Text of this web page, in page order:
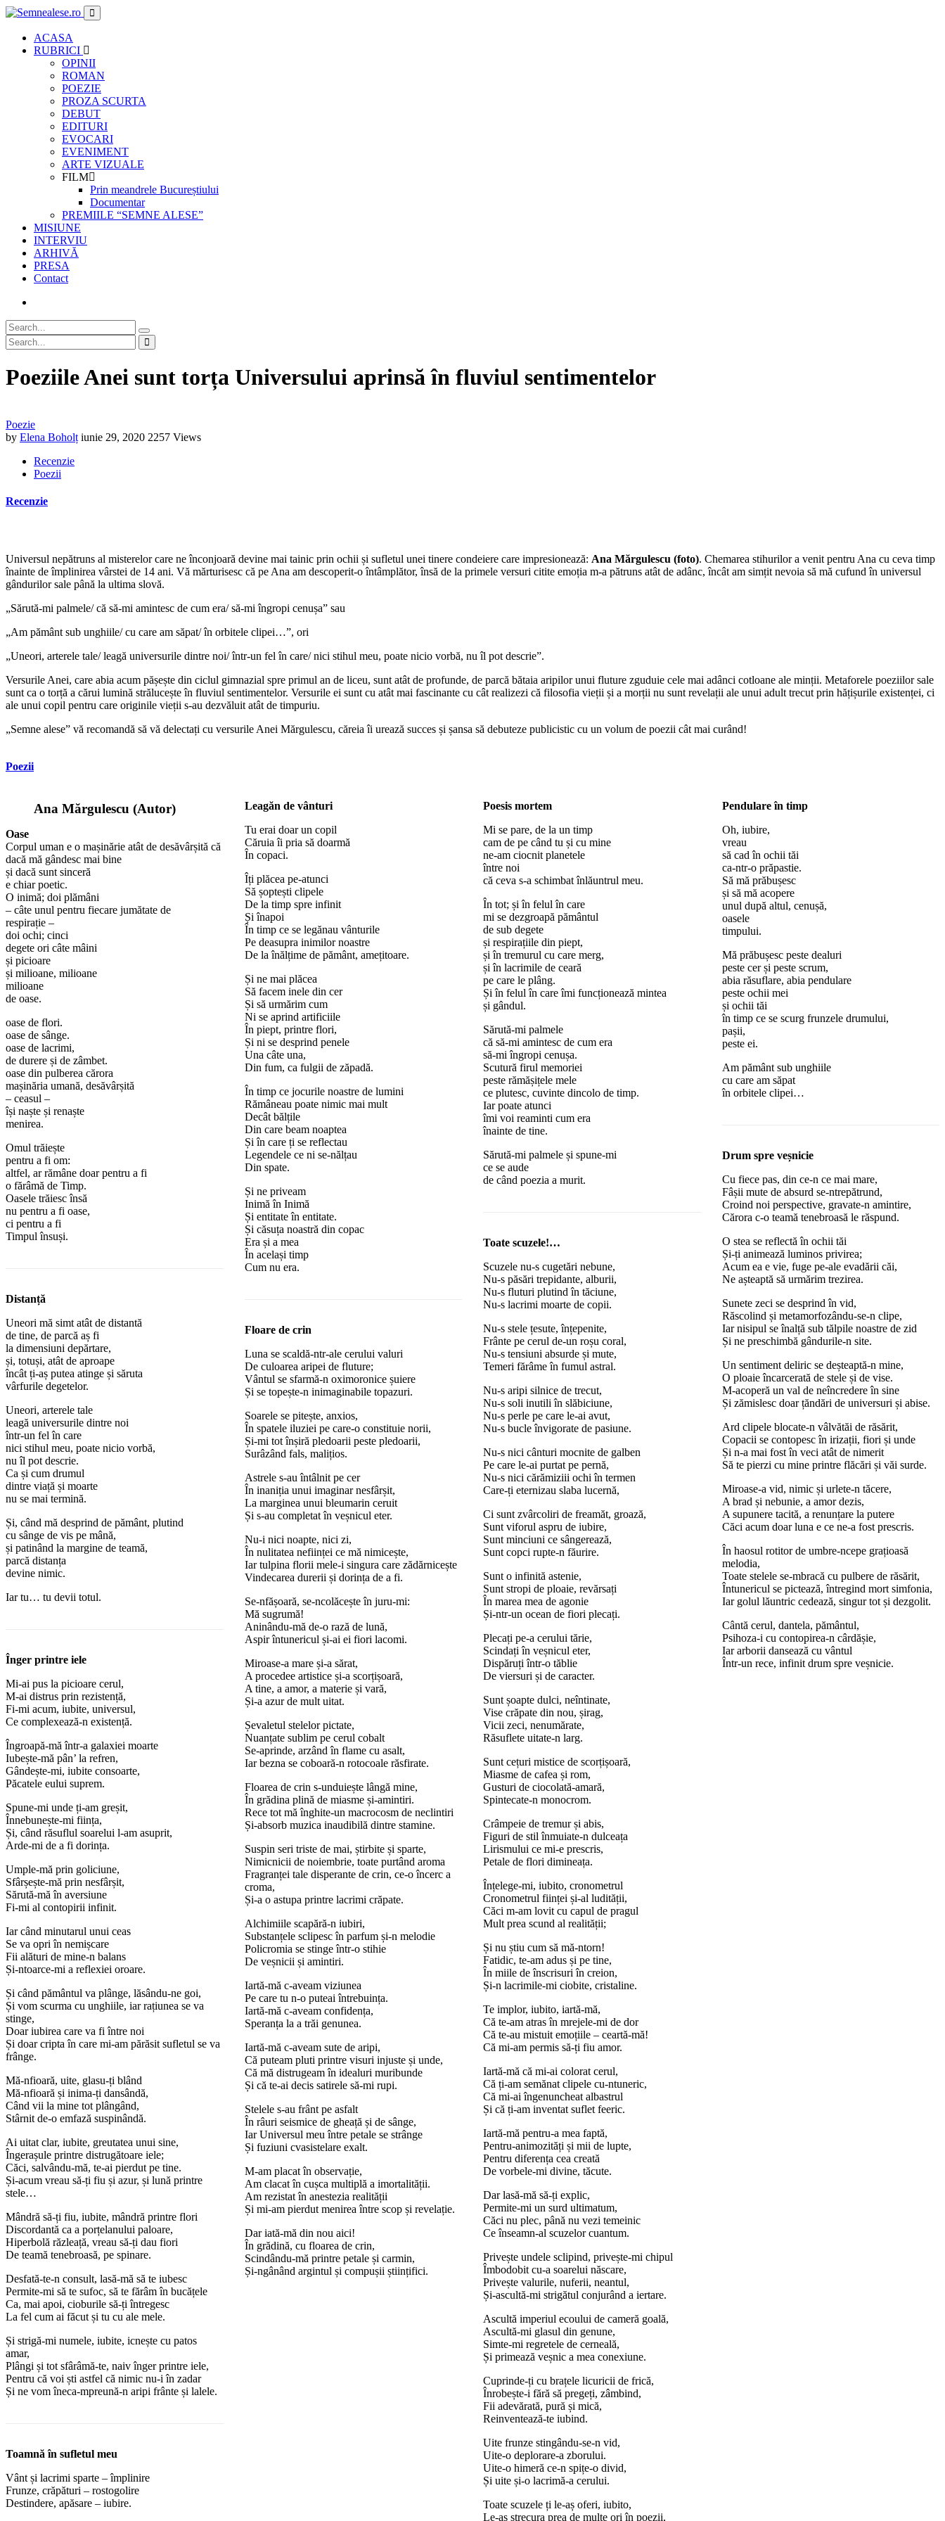
ACASA
RUBRICI
OPINII
ROMAN
POEZIE
PROZA SCURTA
DEBUT
EDITURI
EVOCARI
EVENIMENT
ARTE VIZUALE
FILM
Prin meandrele Bucureștiului
Documentar
PREMIILE “SEMNE ALESE”
MISIUNE
INTERVIU
ARHIVĂ
PRESA
Contact
Poeziile Anei sunt torța Universului aprinsă în fluviul sentimentelor
Poezie
by Elena Boholț iunie 29, 2020 2257 Views
Recenzie
Poezii
Recenzie
Universul nepătruns al misterelor care ne înconjoară devine mai tainic prin ochii și sufletul unei tinere condeiere care impresionează: Ana Mărgulescu (foto). Chemarea stihurilor a venit pentru Ana cu ceva timp
înainte de împlinirea vârstei de 14 ani. Vă mărturisesc că pe Ana am descoperit-o întâmplător, însă de la primele versuri citite emoția m-a pătruns atât de adânc, încât am simțit nevoia să mă cufund în universul
gândurilor sale până la ultima slovă.
„Sărută-mi palmele/ că să-mi amintesc de cum era/ să-mi îngropi cenușa” sau
„Am pământ sub unghiile/ cu care am săpat/ în orbitele clipei…”, ori
„Uneori, arterele tale/ leagă universurile dintre noi/ într-un fel în care/ nici stihul meu, poate nicio vorbă, nu îl pot descrie”.
Versurile Anei, care abia acum pășește din ciclul gimnazial spre primul an de liceu, sunt atât de profunde, de parcă bătaia aripilor unui fluture zguduie cele mai adânci cotloane ale minții. Metaforele poeziilor sale
sunt ca o torță a cărui lumină strălucește în fluviul sentimentelor. Versurile ei sunt cu atât mai fascinante cu cât realizezi că filosofia vieții și a morții nu suntrevelații ale unui adult trecut prin hățișurile existenței, ci
ale unui copil pentru care originile vieții s-au dezvăluit atât de timpuriu.
„Semne alese” vă recomandă să vă delectați cu versurile Anei Mărgulescu, căreia îi urează succes și șansa să debuteze publicistic cu un volum de poezii cât mai curând!
Poezii
Ana Mărgulescu (Autor)
Oase
Corpul uman e o mașinărie atât de desăvârșită că
dacă mă gândesc mai bine
și dacă sunt sinceră
e chiar poetic.
O inimă; doi plămâni
– câte unul pentru fiecare jumătate de
respirație –
doi ochi; cinci
degete ori câte mâini
și picioare
și milioane, milioane
milioane
de oase.
oase de flori.
oase de sânge.
oase de lacrimi,
de durere și de zâmbet.
oase din pulberea cărora
mașinăria umană, desăvârșită
– ceasul –
își naște și renaște
menirea.
Omul trăiește
pentru a fi om:
altfel, ar rămâne doar pentru a fi
o fărâmă de Timp.
Oasele trăiesc însă
nu pentru a fi oase,
ci pentru a fi
Timpul însuși.
Distanță
Uneori mă simt atât de distantă
de tine, de parcă aș fi
la dimensiuni depărtare,
și, totuși, atât de aproape
încât ți-aș putea atinge și săruta
vârfurile degetelor.
Uneori, arterele tale
leagă universurile dintre noi
într-un fel în care
nici stihul meu, poate nicio vorbă,
nu îl pot descrie.
Ca și cum drumul
dintre viață și moarte
nu se mai termină.
Și, când mă desprind de pământ, plutind
cu sânge de vis pe mână,
și patinând la margine de teamă,
parcă distanța
devine nimic.
Iar tu… tu devii totul.
Înger printre iele
Mi-ai pus la picioare cerul,
M-ai distrus prin rezistență,
Fi-mi acum, iubite, universul,
Ce complexează-n existență.
Îngroapă-mă într-a galaxiei moarte
Iubește-mă pân’ la refren,
Gândește-mi, iubite consoarte,
Păcatele eului suprem.
Spune-mi unde ți-am greșit,
Înnebunește-mi ființa,
Și, când răsuflul soarelui l-am asuprit,
Arde-mi de a fi dorința.
Umple-mă prin goliciune,
Sfârșește-mă prin nesfârșit,
Sărută-mă în aversiune
Fi-mi al contopirii infinit.
Iar când minutarul unui ceas
Se va opri în nemișcare
Fii alături de mine-n balans
Și-ntoarce-mi a reflexiei oroare.
Și când pământul va plânge, lăsându-ne goi,
Și vom scurma cu unghiile, iar rațiunea se va
stinge,
Doar iubirea care va fi între noi
Și doar cripta în care mi-am părăsit sufletul se va
frânge.
Mă-nfioară, uite, glasu-ți blând
Mă-nfioară și inima-ți dansândă,
Când vii la mine tot plângând,
Stârnit de-o emfază suspinândă.
Ai uitat clar, iubite, greutatea unui sine,
Îngerașule printre distrugătoare iele;
Căci, salvându-mă, te-ai pierdut pe tine.
Și-acum vreau să-ți fiu și azur, și lună printre
stele…
Mândră să-ți fiu, iubite, mândră printre flori
Discordantă ca a porțelanului paloare,
Hiperbolă răzleață, vreau să-ți dau fiori
De teamă tenebroasă, pe spinare.
Desfată-te-n consult, lasă-mă să te iubesc
Permite-mi să te sufoc, să te fărâm în bucățele
Ca, mai apoi, cioburile să-ți întregesc
La fel cum ai făcut și tu cu ale mele.
Și strigă-mi numele, iubite, icnește cu patos
amar,
Plângi și tot sfârâmă-te, naiv înger printre iele,
Pentru că voi ști astfel că nimic nu-i în zadar
Și ne vom îneca-mpreună-n aripi frânte și lalele.
Toamnă în sufletul meu
Vânt și lacrimi sparte – împlinire
Frunze, crăpături – rostogolire
Destindere, apăsare – iubire.
Leagăn de vânturi
Tu erai doar un copil
Căruia îi pria să doarmă
În copaci.
Îți plăcea pe-atunci
Să șoptești clipele
De la timp spre infinit
Și înapoi
În timp ce se legănau vânturile
Pe deasupra inimilor noastre
De la înălțime de pământ, amețitoare.
Și ne mai plăcea
Să facem inele din cer
Și să urmărim cum
Ni se aprind artificiile
În piept, printre flori,
Și ni se desprind penele
Una câte una,
Din fum, ca fulgii de zăpadă.
În timp ce jocurile noastre de lumini
Rămâneau poate nimic mai mult
Decât bălțile
Din care beam noaptea
Și în care ți se reflectau
Legendele ce ni se-nălțau
Din spate.
Și ne priveam
Inimă în Inimă
Și entitate în entitate.
Și căsuța noastră din copac
Era și a mea
În același timp
Cum nu era.
Floare de crin
Luna se scaldă-ntr-ale cerului valuri
De culoarea aripei de fluture;
Vântul se sfarmă-n oximoronice șuiere
Și se topește-n inimaginabile topazuri.
Soarele se pitește, anxios,
În spatele iluziei pe care-o constituie norii,
Și-mi tot înșiră pledoarii peste pledoarii,
Surâzând fals, malițios.
Astrele s-au întâlnit pe cer
În inaniția unui imaginar nesfârșit,
La marginea unui bleumarin ceruit
Și s-au completat în veșnicul eter.
Nu-i nici noapte, nici zi,
În nulitatea neființei ce mă nimicește,
Iar tulpina florii mele-i singura care zădărnicește
Vindecarea durerii și dorința de a fi.
Se-nfășoară, se-ncolăcește în juru-mi:
Mă sugrumă!
Aninându-mă de-o rază de lună,
Aspir întunericul și-ai ei fiori lacomi.
Miroase-a mare și-a sărat,
A procedee artistice și-a scorțișoară,
A tine, a amor, a materie și vară,
Și-a azur de mult uitat.
Șevaletul stelelor pictate,
Nuanțate sublim pe cerul cobalt
Se-aprinde, arzând în flame cu asalt,
Iar bezna se coboară-n rotocoale răsfirate.
Floarea de crin s-unduiește lângă mine,
În grădina plină de miasme și-amintiri.
Rece tot mă înghite-un macrocosm de neclintiri
Și-absorb muzica inaudibilă dintre stamine.
Suspin seri triste de mai, știrbite și sparte,
Nimicnicii de noiembrie, toate purtând aroma
Fragranței tale disperante de crin, ce-o încerc a
croma,
Și-a o astupa printre lacrimi crăpate.
Alchimiile scapără-n iubiri,
Substanțele sclipesc în parfum și-n melodie
Policromia se stinge într-o stihie
De veșnicii și amintiri.
Iartă-mă c-aveam viziunea
Pe care tu n-o puteai întrebuința.
Iartă-mă c-aveam confidența,
Speranța la a trăi genunea.
Iartă-mă c-aveam sute de aripi,
Că puteam pluti printre visuri injuste și unde,
Că mă distrugeam în idealuri muribunde
Și că te-ai decis satirele să-mi rupi.
Stelele s-au frânt pe asfalt
În râuri seismice de gheață și de sânge,
Iar Universul meu între petale se strânge
Și fuziuni cvasistelare exalt.
M-am placat în observație,
Am clacat în cușca multiplă a imortalității.
Am rezistat în anestezia realității
Și mi-am pierdut menirea între scop și revelație.
Dar iată-mă din nou aici!
În grădină, cu floarea de crin,
Scindându-mă printre petale și carmin,
Și-ngânând argintul și compușii științifici.
Poesis mortem
Mi se pare, de la un timp
cam de pe când tu și cu mine
ne-am ciocnit planetele
între noi
că ceva s-a schimbat înlăuntrul meu.
În tot; și în felul în care
mi se dezgroapă pământul
de sub degete
și respirațiile din piept,
și în tremurul cu care merg,
și în lacrimile de ceară
pe care le plâng.
Și în felul în care îmi funcționează mintea
și gândul.
Sărută-mi palmele
că să-mi amintesc de cum era
să-mi îngropi cenușa.
Scutură firul memoriei
peste rămășițele mele
ce plutesc, cuvinte dincolo de timp.
Iar poate atunci
îmi voi reaminti cum era
înainte de tine.
Sărută-mi palmele și spune-mi
ce se aude
de când poezia a murit.
Toate scuzele!…
Scuzele nu-s cugetări nebune,
Nu-s păsări trepidante, alburii,
Nu-s fluturi plutind în tăciune,
Nu-s lacrimi moarte de copii.
Nu-s stele țesute, înțepenite,
Frânte pe cerul de-un roșu coral,
Nu-s tensiuni absurde și mute,
Temeri fărâme în fumul astral.
Nu-s aripi silnice de trecut,
Nu-s soli inutili în slăbiciune,
Nu-s perle pe care le-ai avut,
Nu-s bucle învigorate de pasiune.
Nu-s nici cânturi mocnite de galben
Pe care le-ai purtat pe pernă,
Nu-s nici cărămiziii ochi în termen
Care-ți eternizau slaba lucernă,
Ci sunt zvârcoliri de freamăt, groază,
Sunt viforul aspru de iubire,
Sunt minciuni ce sângerează,
Sunt copci rupte-n făurire.
Sunt o infinită astenie,
Sunt stropi de ploaie, revărsați
În marea mea de agonie
Și-ntr-un ocean de fiori plecați.
Plecați pe-a cerului tărie,
Scindați în veșnicul eter,
Dispăruți într-o tăblie
De viersuri și de caracter.
Sunt șoapte dulci, neîntinate,
Vise crăpate din nou, șirag,
Vicii zeci, nenumărate,
Răsuflete uitate-n larg.
Sunt cețuri mistice de scorțișoară,
Miasme de cafea și rom,
Gusturi de ciocolată-amară,
Spintecate-n monocrom.
Crâmpeie de tremur și abis,
Figuri de stil înmuiate-n dulceața
Lirismului ce mi-e prescris,
Petale de flori dimineața.
Înțelege-mi, iubito, cronometrul
Cronometrul ființei și-al ludității,
Căci m-am lovit cu capul de pragul
Mult prea scund al realității;
Și nu știu cum să mă-ntorn!
Fatidic, te-am adus și pe tine,
În miile de înscrisuri în creion,
Și-n lacrimile-mi ciobite, cristaline.
Te implor, iubito, iartă-mă,
Că te-am atras în mrejele-mi de dor
Că te-au mistuit emoțiile – ceartă-mă!
Că mi-am permis să-ți fiu amor.
Iartă-mă că mi-ai colorat cerul,
Că ți-am semănat clipele cu-ntuneric,
Că mi-ai îngenuncheat albastrul
Și că ți-am inventat suflet feeric.
Iartă-mă pentru-a mea faptă,
Pentru-animozități și mii de lupte,
Pentru diferența cea creată
De vorbele-mi divine, tăcute.
Dar lasă-mă să-ți explic,
Permite-mi un surd ultimatum,
Căci nu plec, până nu vezi temeinic
Ce înseamn-al scuzelor cuantum.
Privește undele sclipind, privește-mi chipul
Îmbodobit cu-a soarelui născare,
Privește valurile, nuferii, neantul,
Și-ascultă-mi strigătul conjurând a iertare.
Ascultă imperiul ecoului de cameră goală,
Ascultă-mi glasul din genune,
Simte-mi regretele de cerneală,
Și primează veșnic a mea conexiune.
Cuprinde-ți cu brațele licuricii de frică,
Înrobește-i fără să pregeți, zâmbind,
Fii adevărată, pură și mică,
Reinventează-te iubind.
Uite frunze stingându-se-n vid,
Uite-o deplorare-a zborului.
Uite-o himeră ce-n spițe-o divid,
Și uite și-o lacrimă-a cerului.
Toate scuzele ți le-aș oferi, iubito,
Le-aș strecura prea de multe ori în poezii,
Pendulare în timp
Oh, iubire,
vreau
să cad în ochii tăi
ca-ntr-o prăpastie.
Să mă prăbușesc
și să mă acopere
unul după altul, cenușă,
oasele
timpului.
Mă prăbușesc peste dealuri
peste cer și peste scrum,
abia răsuflare, abia pendulare
peste ochii mei
și ochii tăi
în timp ce se scurg frunzele drumului,
pașii,
peste ei.
Am pământ sub unghiile
cu care am săpat
în orbitele clipei…
Drum spre veșnicie
Cu fiece pas, din ce-n ce mai mare,
Fâșii mute de absurd se-ntrepătrund,
Croind noi perspective, gravate-n amintire,
Cărora c-o teamă tenebroasă le răspund.
O stea se reflectă în ochii tăi
Și-ți animează luminos privirea;
Acum ea e vie, fuge pe-ale evadării căi,
Ne așteaptă să urmărim trezirea.
Sunete zeci se desprind în vid,
Răscolind și metamorfozându-se-n clipe,
Iar nisipul se înalță sub tălpile noastre de zid
Și ne preschimbă gândurile-n site.
Un sentiment deliric se deșteaptă-n mine,
O ploaie încarcerată de stele și de vise.
M-acoperă un val de neîncredere în sine
Și zămislesc doar țăndări de universuri și abise.
Ard clipele blocate-n vâlvătăi de răsărit,
Copacii se contopesc în irizații, fiori și unde
Și n-a mai fost în veci atât de nimerit
Să te pierzi cu mine printre flăcări și văi surde.
Miroase-a vid, nimic și urlete-n tăcere,
A brad și nebunie, a amor dezis,
A supunere tacită, a renunțare la putere
Căci acum doar luna e ce ne-a fost prescris.
În haosul rotitor de umbre-ncepe grațioasă
melodia,
Toate stelele se-mbracă cu pulbere de răsărit,
Întunericul se pictează, întregind mort simfonia,
Iar golul lăuntric cedează, singur tot și dezgolit.
Cântă cerul, dantela, pământul,
Psihoza-i cu contopirea-n cârdășie,
Iar arborii dansează cu vântul
Într-un rece, infinit drum spre veșnicie.